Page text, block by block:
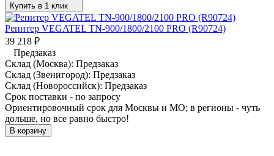
Купить в 1 клик
Репитер VEGATEL TN-900/1800/2100 PRO (R90724)
39 218 ₽
Предзаказ
Склад (Москва): Предзаказ
Склад (Звенигород): Предзаказ
Склад (Новороссийск): Предзаказ
Срок поставки - по запросу
Ориентировочный срок для Москвы и МО; в регионы - чуть
дольше, но все равно быстро!
В корзину